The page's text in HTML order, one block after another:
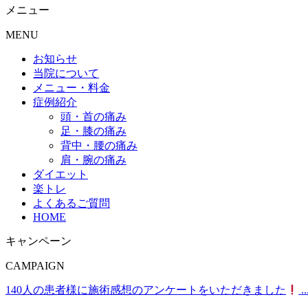
メニュー
MENU
お知らせ
当院について
メニュー・料金
症例紹介
頭・首の痛み
足・膝の痛み
背中・腰の痛み
肩・腕の痛み
ダイエット
楽トレ
よくあるご質問
HOME
キャンペーン
CAMPAIGN
140人の患者様に施術感想のアンケートをいただきました